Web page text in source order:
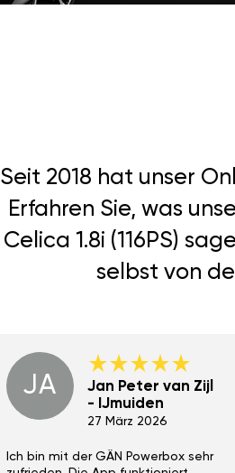
Seit 2018 hat unser
Erfahren Sie, was
Celica 1.8i (116PS)
selbst von
JA
Jan Peter van Zijl
- IJmuiden
27 März 2026
Ich bin mit der GÄN Powerbox sehr